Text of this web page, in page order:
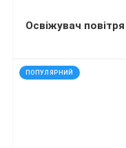
ПОПУЛЯРНИЙ
код: 810057